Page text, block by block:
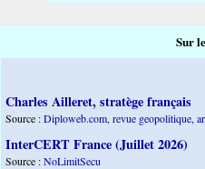
Sur
Charles Ailleret, stratège français
Source :Diploweb.com, revue geopolitique,
InterCERT France (Juillet 2026)
Source :NoLimitSecu